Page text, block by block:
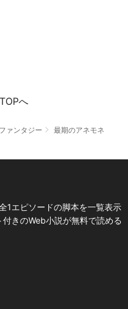
へ
ファンタジー
最期のアネモネ
1エピソードの脚本を一覧表示
きのWeb小説が無料で読める